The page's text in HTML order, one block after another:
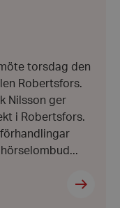
torsdag den
Robertsfors.
Nilsson ger
i Robertsfors.